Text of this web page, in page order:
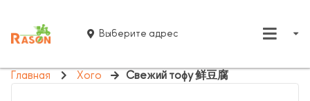
Выберите адрес
Главная Хого Свежий тофу 鲜豆腐